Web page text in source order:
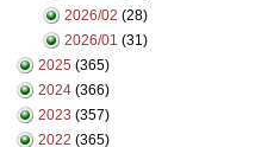
2026/02 (28)
2026/01 (31)
2025 (365)
2024 (366)
2023 (357)
2022 (365)